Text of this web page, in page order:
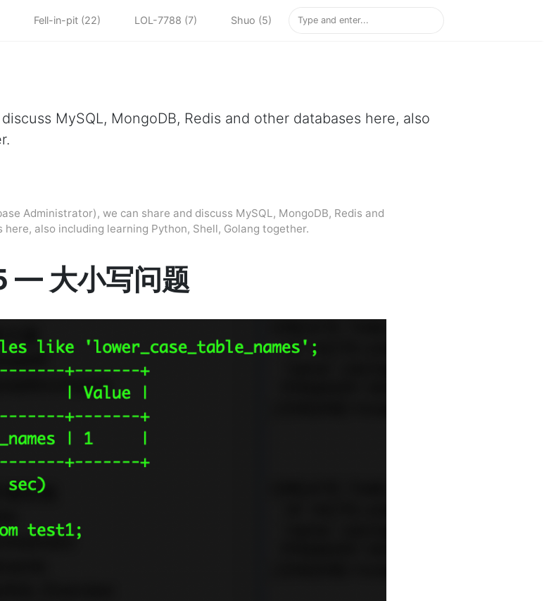
Fell-in-pit (22) LOL-7788 (7) Shuo (5)
MySQL, MongoDB, Redis and other databases here, also
Administrator), we can share and discuss MySQL, MongoDB, Redis and
here, also including learning Python, Shell, Golang together.
— 大小写问题